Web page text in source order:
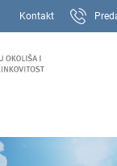
Kontakt